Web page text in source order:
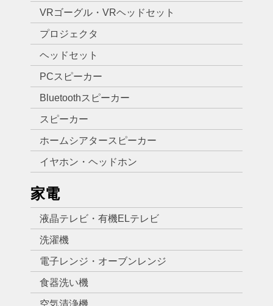
VRゴーグル・VRヘッドセット
プロジェクタ
ヘッドセット
PCスピーカー
Bluetoothスピーカー
スピーカー
ホームシアタースピーカー
イヤホン・ヘッドホン
家電
液晶テレビ・有機ELテレビ
洗濯機
電子レンジ・オーブンレンジ
食器洗い機
空気清浄機